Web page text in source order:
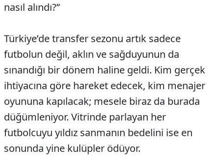
nasıl alındı?”
Türkiye’de transfer sezonu artık sadece
futbolun değil, aklın ve sağduyunun da
sınandığı bir dönem haline geldi. Kim gerçek
ihtiyacına göre hareket edecek, kim menajer
oyununa kapılacak; mesele biraz da burada
düğümleniyor. Vitrinde parlayan her
futbolcuyu yıldız sanmanın bedelini ise en
sonunda yine kulüpler ödüyor.